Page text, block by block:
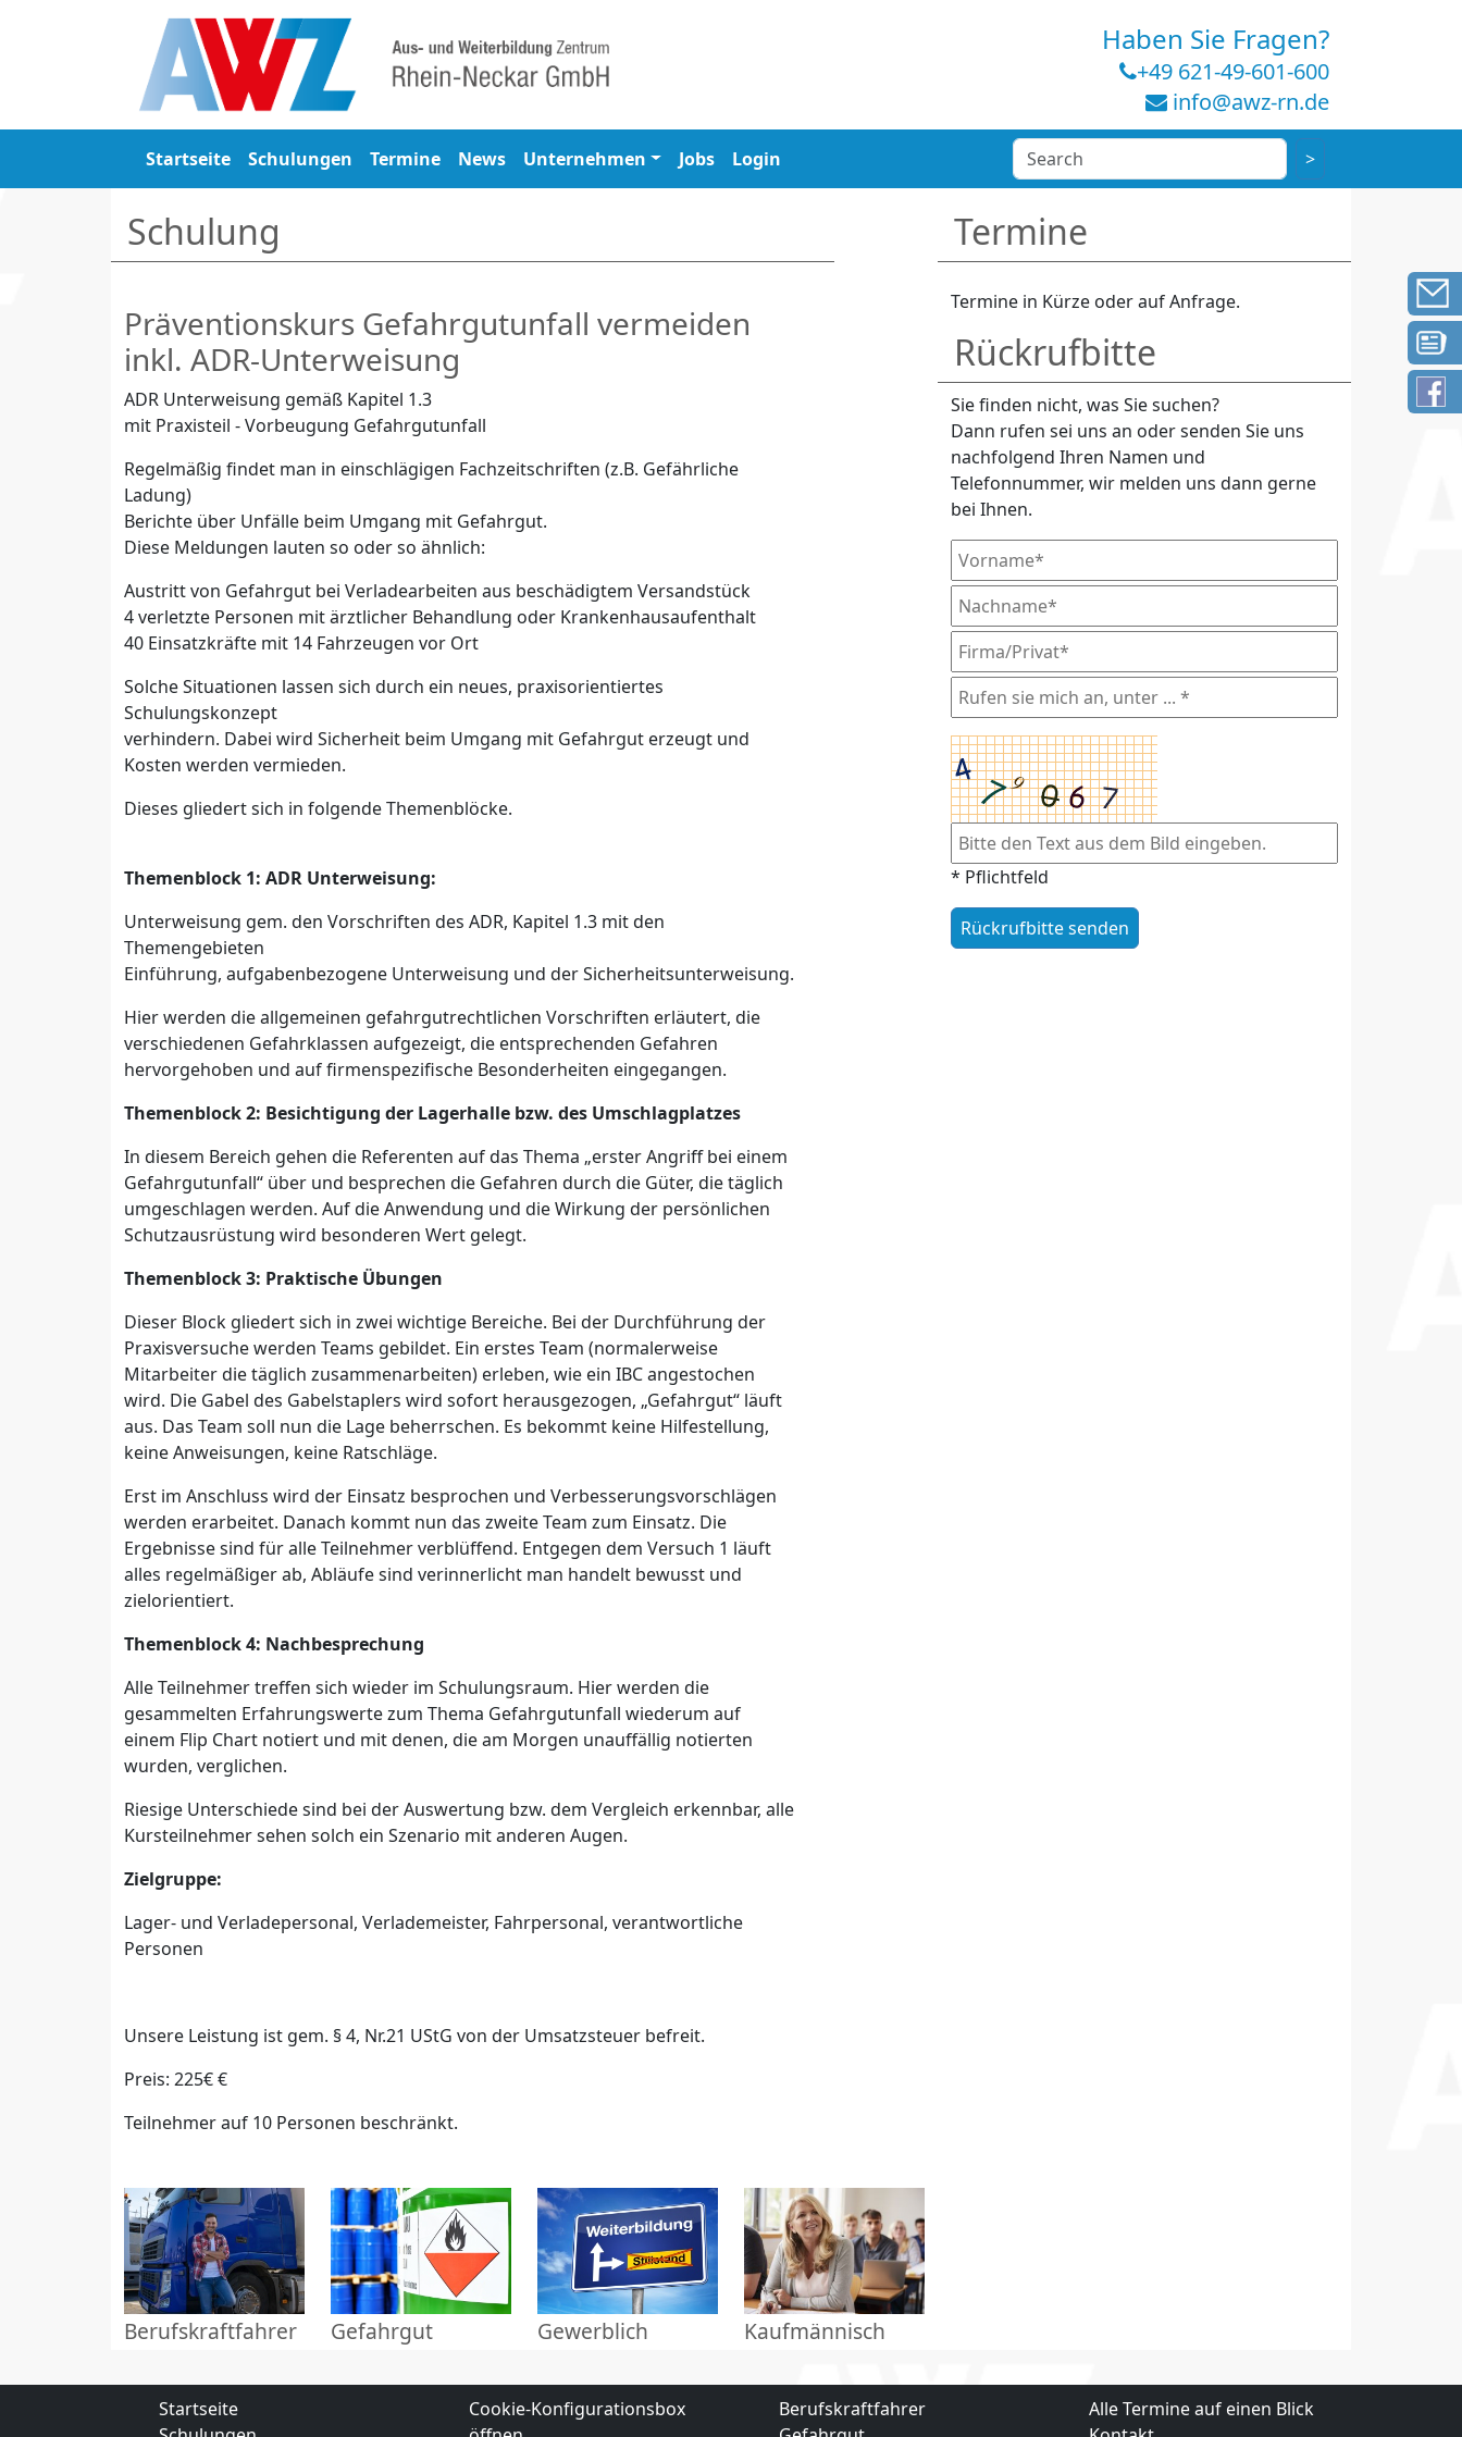
Haben Sie Fragen?
+49 621-49-601-600
info@awz-rn.de
Startseite Schulungen Termine News Unternehmen Jobs Login
Schulung
Präventionskurs Gefahrgutunfall vermeiden
inkl. ADR-Unterweisung
ADR Unterweisung gemäß Kapitel 1.3
mit Praxisteil - Vorbeugung Gefahrgutunfall
Regelmäßig findet man in einschlägigen Fachzeitschriften (z.B. Gefährliche
Ladung)
Berichte über Unfälle beim Umgang mit Gefahrgut.
Diese Meldungen lauten so oder so ähnlich:
Austritt von Gefahrgut bei Verladearbeiten aus beschädigtem Versandstück
4 verletzte Personen mit ärztlicher Behandlung oder Krankenhausaufenthalt
40 Einsatzkräfte mit 14 Fahrzeugen vor Ort
Solche Situationen lassen sich durch ein neues, praxisorientiertes
Schulungskonzept
verhindern. Dabei wird Sicherheit beim Umgang mit Gefahrgut erzeugt und
Kosten werden vermieden.
Dieses gliedert sich in folgende Themenblöcke.
Themenblock 1: ADR Unterweisung:
Unterweisung gem. den Vorschriften des ADR, Kapitel 1.3 mit den
Themengebieten
Einführung, aufgabenbezogene Unterweisung und der Sicherheitsunterweisung.
Hier werden die allgemeinen gefahrgutrechtlichen Vorschriften erläutert, die
verschiedenen Gefahrklassen aufgezeigt, die entsprechenden Gefahren
hervorgehoben und auf firmenspezifische Besonderheiten eingegangen.
Themenblock 2: Besichtigung der Lagerhalle bzw. des Umschlagplatzes
In diesem Bereich gehen die Referenten auf das Thema „erster Angriff bei einem
Gefahrgutunfall“ über und besprechen die Gefahren durch die Güter, die täglich
umgeschlagen werden. Auf die Anwendung und die Wirkung der persönlichen
Schutzausrüstung wird besonderen Wert gelegt.
Themenblock 3: Praktische Übungen
Dieser Block gliedert sich in zwei wichtige Bereiche. Bei der Durchführung der
Praxisversuche werden Teams gebildet. Ein erstes Team (normalerweise
Mitarbeiter die täglich zusammenarbeiten) erleben, wie ein IBC angestochen
wird. Die Gabel des Gabelstaplers wird sofort herausgezogen, „Gefahrgut“ läuft
aus. Das Team soll nun die Lage beherrschen. Es bekommt keine Hilfestellung,
keine Anweisungen, keine Ratschläge.
Erst im Anschluss wird der Einsatz besprochen und Verbesserungsvorschlägen
werden erarbeitet. Danach kommt nun das zweite Team zum Einsatz. Die
Ergebnisse sind für alle Teilnehmer verblüffend. Entgegen dem Versuch 1 läuft
alles regelmäßiger ab, Abläufe sind verinnerlicht man handelt bewusst und
zielorientiert.
Themenblock 4: Nachbesprechung
Alle Teilnehmer treffen sich wieder im Schulungsraum. Hier werden die
gesammelten Erfahrungswerte zum Thema Gefahrgutunfall wiederum auf
einem Flip Chart notiert und mit denen, die am Morgen unauffällig notierten
wurden, verglichen.
Riesige Unterschiede sind bei der Auswertung bzw. dem Vergleich erkennbar, alle
Kursteilnehmer sehen solch ein Szenario mit anderen Augen.
Zielgruppe:
Lager- und Verladepersonal, Verlademeister, Fahrpersonal, verantwortliche
Personen
Unsere Leistung ist gem. § 4, Nr.21 UStG von der Umsatzsteuer befreit.
Preis: 225€ €
Teilnehmer auf 10 Personen beschränkt.
Termine
Termine in Kürze oder auf Anfrage.
Rückrufbitte
Sie finden nicht, was Sie suchen?
Dann rufen sei uns an oder senden Sie uns
nachfolgend Ihren Namen und
Telefonnummer, wir melden uns dann gerne
bei Ihnen.
* Pflichtfeld
Berufskraftfahrer Gefahrgut Gewerblich Kaufmännisch
Startseite
Cookie-Konfigurationsbox
Berufskraftfahrer
Alle Termine auf einen Blick